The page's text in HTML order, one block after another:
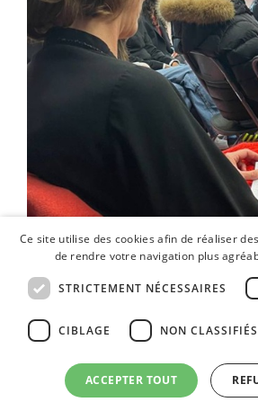
PRÉCÉDENT
Envie d'échanger ?
Ce site utilise des cookies afin de réaliser
de rendre votre navigation plus
STRICTEMENT NÉCESSAIRES
CIBLAGE NON CLASSIFIÉS
ACCEPTER TOUT